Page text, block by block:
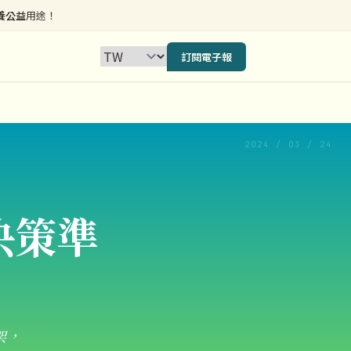
公益用途！
訂閱電子報
2024 / 03 / 24
策準